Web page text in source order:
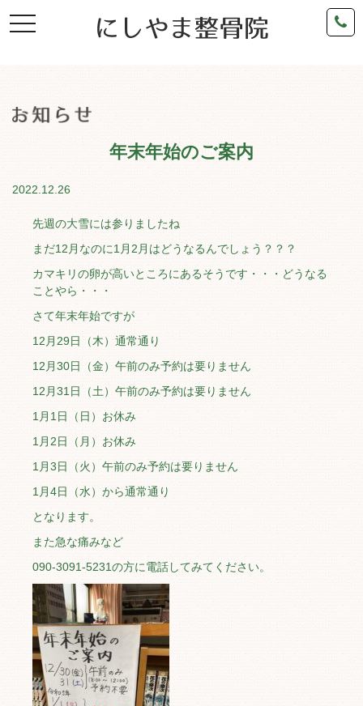
toggle
navigation
年末年始のご案内
2022.12.26
先週の大雪には参りましたね
まだ12月なのに1月2月はどうなるんでしょう？？？
カマキリの卵が高いところにあるそうです・・・どうなる
ことやら・・・
さて年末年始ですが
12月29日（木）通常通り
12月30日（金）午前のみ予約は要りません
12月31日（土）午前のみ予約は要りません
1月1日（日）お休み
1月2日（月）お休み
1月3日（火）午前のみ予約は要りません
1月4日（水）から通常通り
となります。
また急な痛みなど
090-3091-5231の方に電話してみてください。